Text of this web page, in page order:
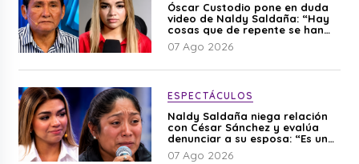
Óscar Custodio pone en duda
video de Naldy Saldaña: “Hay
cosas que de repente se han
editado”
07 Ago 2026
ESPECTÁCULOS
Naldy Saldaña niega relación
con César Sánchez y evalúa
denunciar a su esposa: “Es una
difamación”
07 Ago 2026